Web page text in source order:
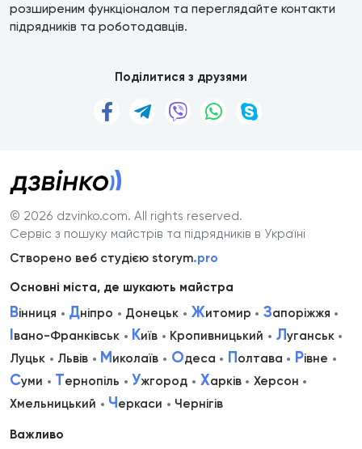
розширеним функціоналом та переглядайте контакти
підрядників та роботодавців.
Поділитися з друзями
© 2026 dzvinko.com. All rights reserved.
Сервіс з пошуку майстрів та підрядників в Україні
Створено веб студією storym.pro
Основні міста, де шукають майстра
Вінниця Дніпро Донецьк Житомир Запоріжжя
Івано-Франківськ Київ Кропивницький Луганськ
Луцьк
Львів Миколаїв Одеса Полтава Рівне
Суми Тернопіль Ужгород Харків
Херсон
Хмельницький
Черкаси Чернігів
Важливо